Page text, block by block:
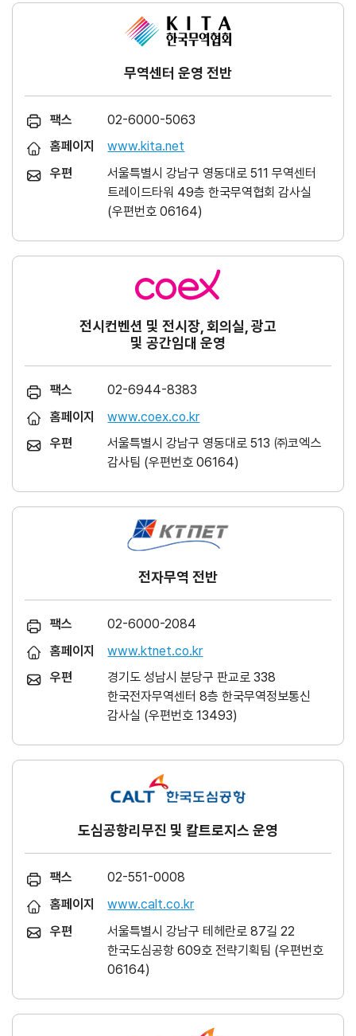
무역센터 운영 전반
팩스
02-6000-5063
홈페이지
www.kita.net
우편
서울특별시 강남구 영동대로 511 무역센터
트레이드타워 49층 한국무역협회 감사실
(우편번호 06164)
전시컨벤션 및 전시장, 회의실, 광고
및 공간임대 운영
팩스
02-6944-8383
홈페이지
www.coex.co.kr
우편
서울특별시 강남구 영동대로 513 ㈜코엑스
감사팀 (우편번호 06164)
전자무역 전반
팩스
02-6000-2084
홈페이지
www.ktnet.co.kr
우편
경기도 성남시 분당구 판교로 338
한국전자무역센터 8층 한국무역정보통신
감사실 (우편번호 13493)
도심공항리무진 및 칼트로지스 운영
팩스
02-551-0008
홈페이지
www.calt.co.kr
우편
서울특별시 강남구 테헤란로 87길 22
한국도심공항 609호 전략기획팀 (우편번호
06164)